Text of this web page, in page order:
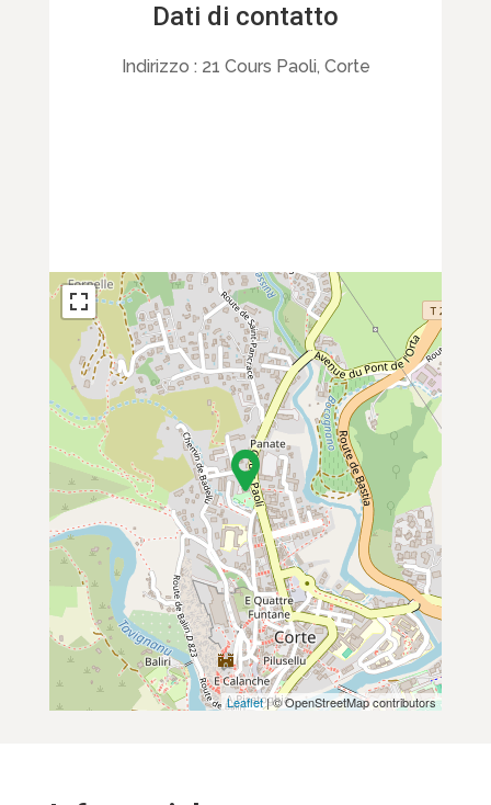
Dati di contatto
Indirizzo : 21 Cours Paoli, Corte
Leaflet| © OpenStreetMap contributors